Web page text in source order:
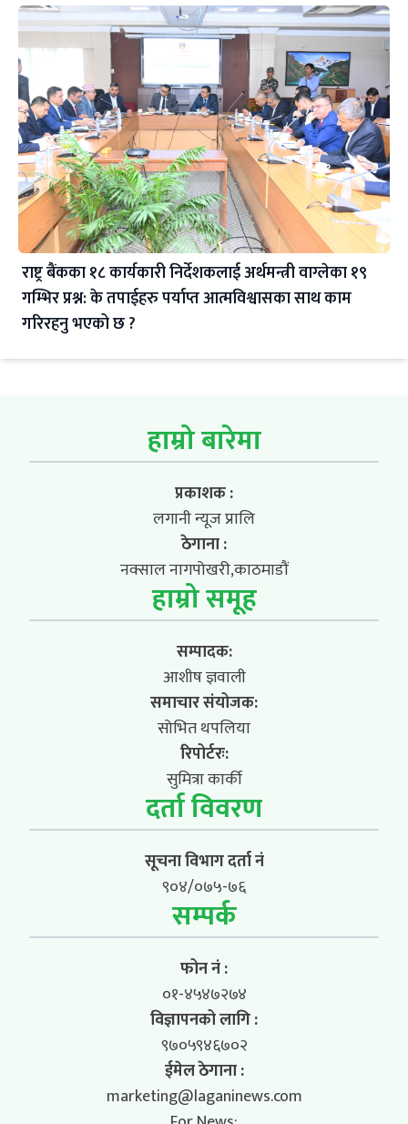
राष्ट्र बैंकका १८ कार्यकारी निर्देशकलाई अर्थमन्त्री वाग्लेका १९
गम्भिर प्रश्न: के तपाईहरु पर्याप्त आत्मविश्वासका साथ काम
गरिरहनु भएको छ ?
हाम्रो बारेमा
प्रकाशक :
लगानी न्यूज प्रालि
ठेगाना :
नक्साल नागपोखरी,काठमाडौं
हाम्रो समूह
सम्पादक:
आशीष ज्ञवाली
समाचार संयोजक:
सोभित थपलिया
रिपोर्टरः:
सुमित्रा कार्की
दर्ता विवरण
सूचना विभाग दर्ता नं
९०४/०७५-७६
सम्पर्क
फोन नं :
०१-४५४७२७४
विज्ञापनको लागि :
९७०५९४६७०२
ईमेल ठेगाना :
marketing@laganinews.com